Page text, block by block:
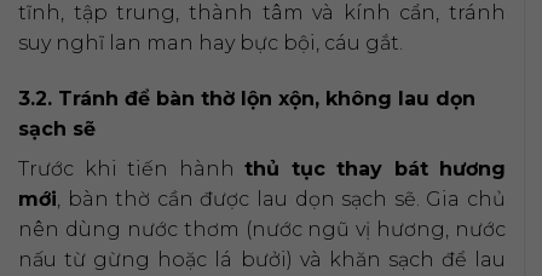
tĩnh, tập trung, thành tâm và kính cẩn, tránh
suy nghĩ lan man hay bực bội, cáu gắt.
3.2. Tránh để bàn thờ lộn xộn, không lau dọn
sạch sẽ
Trước khi tiến hành thủ tục thay bát hương
mới , bàn thờ cần được lau dọn sạch sẽ. Gia chủ
nên dùng nước thơm (nước ngũ vị hương, nước
nấu từ gừng hoặc lá bưởi) và khăn sạch để lau